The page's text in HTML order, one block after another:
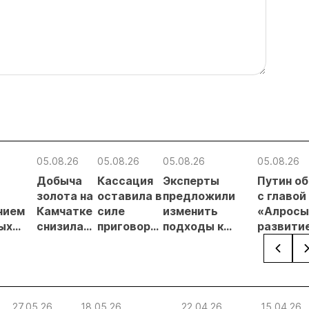
05.08.26
Добыча
золота на
Камчатке
снизилась
05.08.26
Кассация
оставила в
силе
приговор
кг золота и
серебра на
05.08.26
Эксперты
предложили
изменить
подходы к
на фоне
реформы
05.08.26
Путин
с главой
Якутии
27.05.26 18.05.26 22.04.26 15.04.26